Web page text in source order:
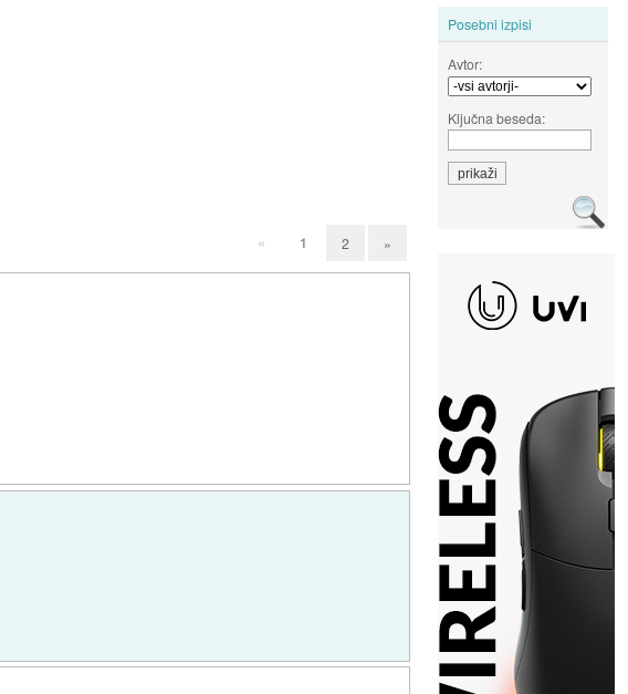
Posebni izpisi
Avtor:
Ključna beseda:
« 1 2 »